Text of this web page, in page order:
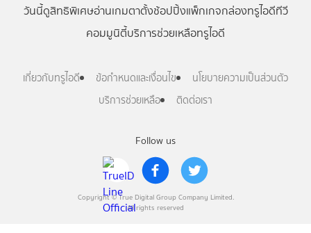
Follow us
Copyright © True Digital Group Company Limited.
All rights reserved
วันนี้ดูสิทธิพิเศษอ่านเกมตาตั้งช้อปปิ้งแพ็กเกจกล่องทรูไอดีทีวี
คอมมูนิตี้บริการช่วยเหลือทรูไอดี
เกี่ยวกับทรูไอดี ข้อกำหนดและเงื่อนไข
นโยบายความเป็นส่วนตัว
บริการช่วยเหลือ
ติดต่อเรา